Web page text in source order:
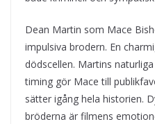
Dean Martin som Mace
impulsiva brodern. En
dödscellen. Martins
timing gör Mace till
sätter igång hela historien.
bröderna är filmens